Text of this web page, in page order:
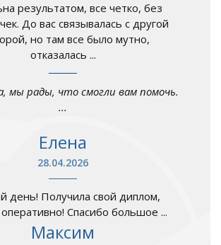
результатом, все четко, без
До вас связывалась с другой
но там все было мутно,
отказалась ...
мы рады, что смогли вам помочь.
...
Елена
28.04.2026
день! Получила свой диплом,
Спасибо большое ...
Максим